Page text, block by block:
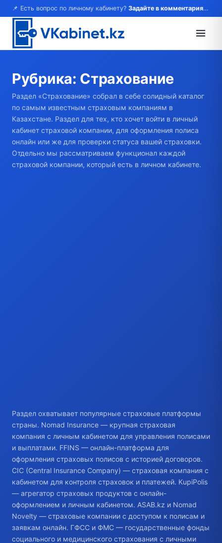
📌 Есть вопрос по личному кабинету? Задайте в комментариях — ответим!
Рубрика: Страхование
Раздел «Страхование» собрал в себе солидный каталог
по самым известным страховым компаниям в
Казахстане. Раздел для тех, кто хочет войти в личный
кабинет страховой компании, для оформления полиса
онлайн или же для проверки статуса вашей страховки.
Отдельно мы рассматриваем функционал каждой
страховой компании, который есть в личном кабинете.
Раздел охватывает популярные страховые платформы
страны. Nomad Insurance — крупная страховая
компания с личным кабинетом для управления полисами
и выплатами. FFINS — онлайн-платформа для
оформления страховых полисов с историей договоров.
CIC (Central Insurance Company) — страховая компания с
кабинетом для контроля страховок и платежей. KupiPolis
— агрегатор страховых продуктов с онлайн-
оформлением и личным кабинетом. ASAB.kz и Nomad
Novelty — страховые компании с доступом к полисам и
заявкам онлайн. ГФСС и ФМС — государственные фонды
социального и медицинского страхования с личными